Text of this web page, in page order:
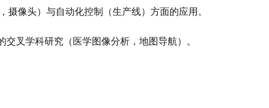
像头）与自动化控制（生产线）方面的应用。
叉学科研究（医学图像分析，地图导航）。